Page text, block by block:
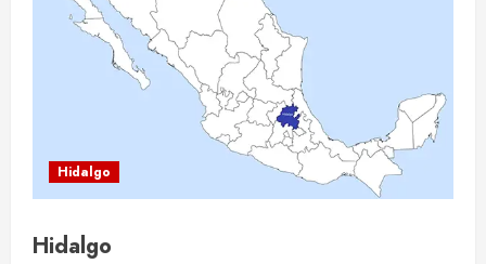
Hidalgo
Hidalgo